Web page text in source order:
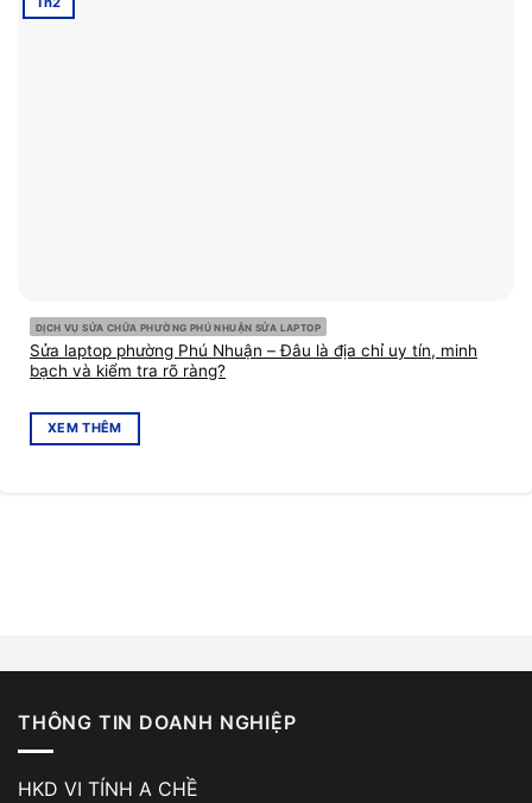
DỊCH VỤ SỬA CHỮA PHƯỜNG PHÚ NHUẬN SỬA LAPTOP
Sửa laptop phường Phú Nhuận – Đâu là địa chỉ uy tín, minh
bạch và kiểm tra rõ ràng?
XEM THÊM
THÔNG TIN DOANH NGHIỆP
HKD VI TÍNH A CHỀ